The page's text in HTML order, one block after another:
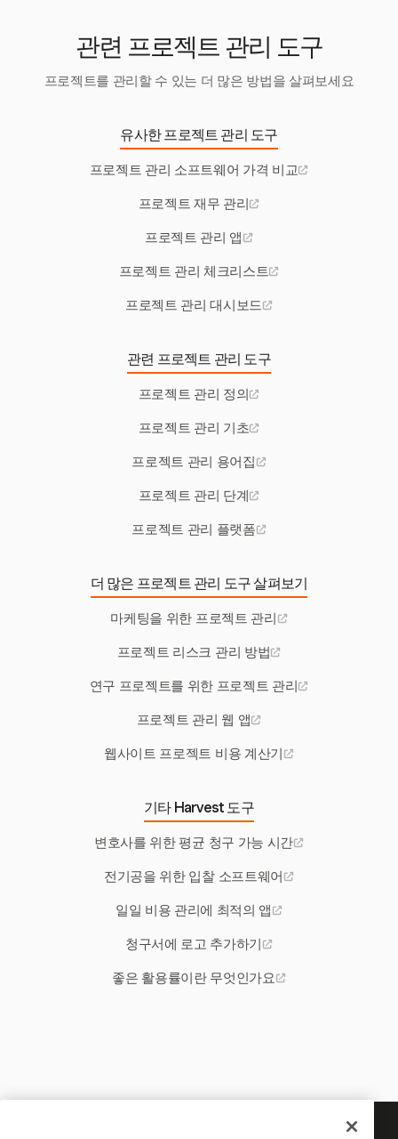
관련 프로젝트 관리 도구
프로젝트를 관리할 수 있는 더 많은 방법을 살펴보세요
유사한 프로젝트 관리 도구
프로젝트 관리 소프트웨어 가격 비교
프로젝트 재무 관리
프로젝트 관리 앱
프로젝트 관리 체크리스트
프로젝트 관리 대시보드
관련 프로젝트 관리 도구
프로젝트 관리 정의
프로젝트 관리 기초
프로젝트 관리 용어집
프로젝트 관리 단계
프로젝트 관리 플랫폼
더 많은 프로젝트 관리 도구 살펴보기
마케팅을 위한 프로젝트 관리
프로젝트 리스크 관리 방법
연구 프로젝트를 위한 프로젝트 관리
프로젝트 관리 웹 앱
웹사이트 프로젝트 비용 계산기
기타 Harvest 도구
변호사를 위한 평균 청구 가능 시간
전기공을 위한 입찰 소프트웨어
일일 비용 관리에 최적의 앱
청구서에 로고 추가하기
좋은 활용률이란 무엇인가요